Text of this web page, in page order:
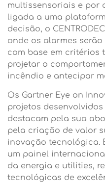
multissensoriais e por
ligada a uma
decisão, o
onde os alarmes
com base em critérios
projetar o
incêndio e antecipar
Os Gartner Eye on
projetos
destacam pela sua
pela criação de valor
inovação tecnológica.
um painel
da energia e utilities,
tecnológicas de